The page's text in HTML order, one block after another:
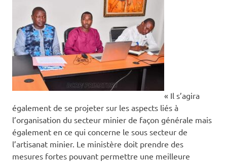
« Il s’agira
également de se projeter sur les aspects liés à
l’organisation du secteur minier de façon générale mais
également en ce qui concerne le sous secteur de
l’artisanat minier. Le ministère doit prendre des
mesures fortes pouvant permettre une meilleure